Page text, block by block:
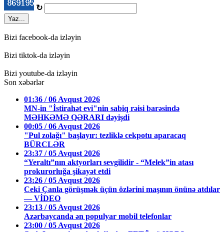
↻
Yaz...
Bizi facebook-da izləyin
Bizi tiktok-da izləyin
Bizi youtube-da izləyin
Son xəbərlər
01:36 / 06 Avqust 2026
MN-in "İstirahət evi"nin sabiq rəisi barəsində
MƏHKƏMƏ QƏRARI dəyişdi
00:05 / 06 Avqust 2026
"Pul zolağı" başlayır: tezliklə cekpotu aparacaq
BÜRCLƏR
23:37 / 05 Avqust 2026
“Yeraltı”nın aktyorları sevgilidir - “Melek”in atası
prokurorluğa şikayət etdi
23:26 / 05 Avqust 2026
Ceki Çanla görüşmək üçün özlərini maşının önünə atdılar
— VİDEO
23:13 / 05 Avqust 2026
Azərbaycanda ən populyar mobil telefonlar
23:00 / 05 Avqust 2026